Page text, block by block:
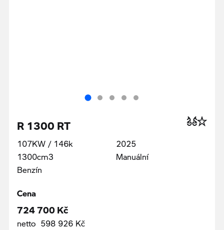
R 1300 RT
107KW / 146k
1300cm3
Benzín
2025
Manuální
Cena
724 700 Kč
netto 598 926 Kč